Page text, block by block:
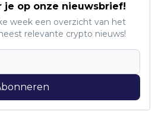
je op onze nieuwsbrief!
week een overzicht van het
relevante crypto nieuws!